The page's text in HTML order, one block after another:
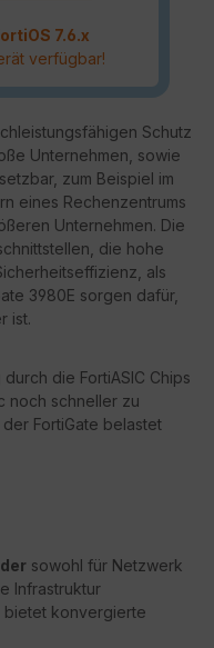
7.6.x
verfügbar!
Schutz
Unternehmen, sowie
zum Beispiel im
eines Rechenzentrums
Unternehmen. Die
die hohe
als
3980E sorgen dafür,
ist.
die FortiASIC Chips
noch schneller zu
FortiGate belastet
sowohl für Netzwerk
Infrastruktur
bietet konvergierte